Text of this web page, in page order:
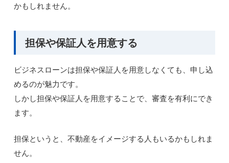
かもしれません。
担保や保証人を用意する
ビジネスローンは担保や保証人を用意しなくても、申し込
めるのが魅力です。
しかし担保や保証人を用意することで、審査を有利にでき
ます。
担保というと、不動産をイメージする人もいるかもしれま
せん。